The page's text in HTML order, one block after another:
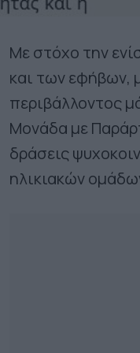
Με στόχο την
και των εφήβων,
περιβάλλοντος
Μονάδα με
δράσεις
ηλικιακών